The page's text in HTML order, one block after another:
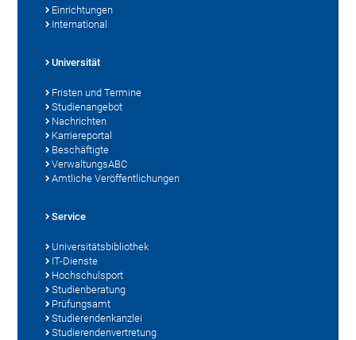
Einrichtungen
International
Universität
Fristen und Termine
Studienangebot
Nachrichten
Karriereportal
Beschäftigte
VerwaltungsABC
Amtliche Veröffentlichungen
Service
Universitätsbibliothek
IT-Dienste
Hochschulsport
Studienberatung
Prüfungsamt
Studierendenkanzlei
Studierendenvertretung